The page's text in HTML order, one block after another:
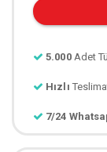
5.000 Adet
Hızlı
7/24